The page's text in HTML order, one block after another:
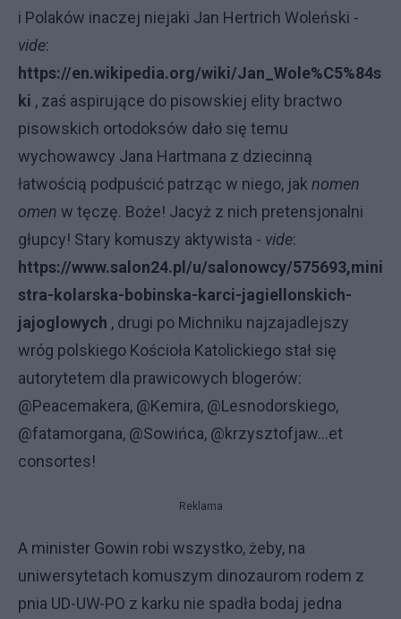
i Polaków inaczej niejaki Jan Hertrich Woleński -
vide:
https://en.wikipedia.org/wiki/Jan_Wole%C5%84s
ki , zaś aspirujące do pisowskiej elity bractwo
pisowskich ortodoksów dało się temu
wychowawcy Jana Hartmana z dziecinną
łatwością podpuścić patrząc w niego, jak nomen
omen w tęczę. Boże! Jacyż z nich pretensjonalni
głupcy! Stary komuszy aktywista - vide:
https://www.salon24.pl/u/salonowcy/575693,mini
stra-kolarska-bobinska-karci-jagiellonskich-
jajoglowych , drugi po Michniku najzajadlejszy
wróg polskiego Kościoła Katolickiego stał się
autorytetem dla prawicowych blogerów:
@Peacemakera, @Kemira, @Lesnodorskiego,
@fatamorgana, @Sowińca, @krzysztofjaw...et
consortes!
Reklama
A minister Gowin robi wszystko, żeby, na
uniwersytetach komuszym dinozaurom rodem z
pnia UD-UW-PO z karku nie spadła bodaj jedna